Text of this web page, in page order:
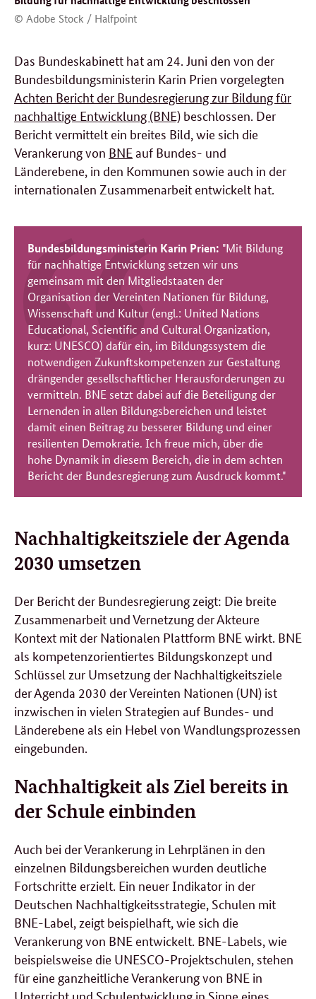
© Adobe Stock / Halfpoint
Das Bundeskabinett hatam 24. Juni den von der
Bundesbildungsministerin Karin Prien vorgelegten
Achten Bericht der Bundesregierung zur Bildung für
nachhaltige Entwicklung (BNE) beschlossen Der
Bericht vermittelt ein breites Bild, wie sich die
Verankerung von BNE auf Bundes- und
Länderebene, in den Kommunen sowie auch in der
internationalen Zusammenarbeit entwickelt hat.
Bundesbildungsministerin Karin Prien: "Mit Bildung
für nachhaltige Entwicklung setzen wir uns
gemeinsam mit den Mitgliedstaaten der
Organisation der Vereinten Nationen für Bildung,
Wissenschaft und Kultur (engl.: United Nations
Educational, Scientific and Cultural Organization,
kurz: UNESCO) dafür ein, im Bildungssystem die
notwendigen Zukunftskompetenzen zur Gestaltung
drängender gesellschaftlicher Herausforderungen zu
vermitteln. BNE setzt dabei auf die Beteiligung der
Lernenden in allen Bildungsbereichen und leistet
damit einen Beitrag zu besserer Bildung und einer
resilienten Demokratie. Ich freue mich, über die
hohe Dynamik in diesem Bereich, die in dem achten
Bericht der Bundesregierung zum Ausdruck kommt."
Nachhaltigkeitsziele der Agenda
2030 umsetzen
Der Bericht der Bundesregierung zeigt: Die breite
Zusammenarbeit und Vernetzung der Akteure
Kontext mit der Nationalen Plattform BNE wirkt. BNE
als kompetenzorientiertes Bildungskonzept und
Schlüssel zur Umsetzung der Nachhaltigkeitsziele
der Agenda 2030 der Vereinten Nationen (UN) ist
inzwischen in vielen Strategien auf Bundes- und
Länderebene als ein Hebel von Wandlungsprozessen
eingebunden.
Nachhaltigkeit als Ziel bereits in
der Schule einbinden
Auch bei der Verankerung in Lehrplänen in den
einzelnen Bildungsbereichen wurden deutliche
Fortschritte erzielt. Ein neuer Indikator in der
Deutschen Nachhaltigkeitsstrategie, Schulen mit
BNE-Label, zeigt beispielhaft, wie sich die
Verankerung von BNE entwickelt. BNE-Labels, wie
beispielsweise die UNESCO-Projektschulen, stehen
für eine ganzheitliche Verankerung von BNE in
Unterricht und Schulentwicklung in Sinne eines